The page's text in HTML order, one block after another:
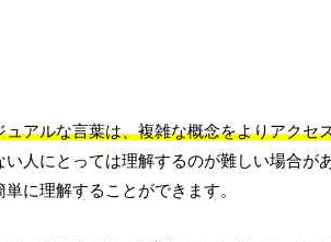
ュアルな言葉は、複雑な概念をよりアクセ
人にとっては理解するのが難しい場合が
に理解することができます。